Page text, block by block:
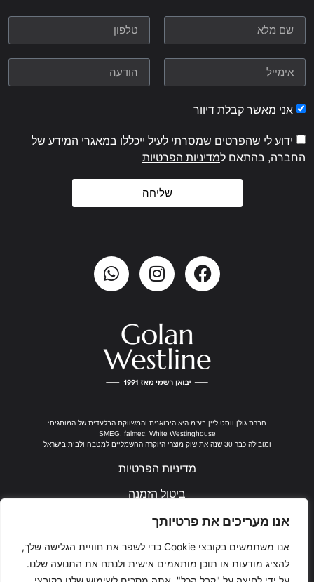
אנו מעריכים את פרטיותך
אנו משתמשים בקובצי Cookie כדי לשפר את חוויית הגלישה שלך,
להציג מודעות או תוכן מותאמים אישית ולנתח את התנועה שלנו.
אני מאשר קבלת דיוור
ידוע לי שהפרטים שמסרתי לעיל ייכללו במאגרי המידע של
החברה, בהתאם למדיניות הפרטיות
שליחה
חברת גולן ווסט ליין בע”מ היא היבואנית והמשווקת הבלעדית של המותגים:
SMEG, falmec, White Westinghouse
ומובילה כבר 30 שנה את שוק מוצרי היוקרה החשמליים למטבח ולבית בישראל
מדיניות הפרטיות
ביטול הזמנה
נבנה ע"י ערן חן